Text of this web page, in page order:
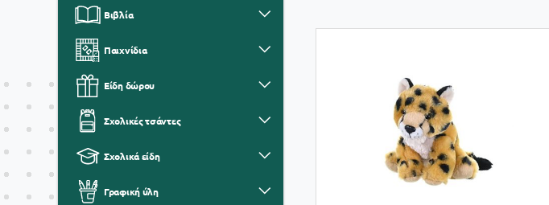
Βιβλία
Παιχνίδια
Είδη δώρου
Σχολικές τσάντες
Σχολικά είδη
Γραφική ύλη